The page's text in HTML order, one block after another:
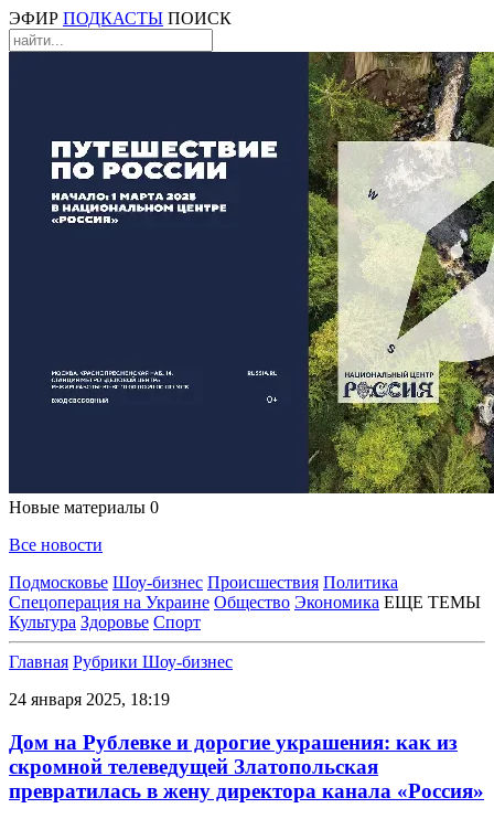
ЭФИР ПОДКАСТЫ ПОИСК
Новые материалы 0
Все новости
Подмосковье Шоу-бизнес Происшествия Политика
Спецоперация на Украине Общество Экономика ЕЩЕ ТЕМЫ
Культура Здоровье Спорт
Главная Рубрики Шоу-бизнес
24 января 2025, 18:19
Дом на Рублевке и дорогие украшения: как из
скромной телеведущей Златопольская
превратилась в жену директора канала «Россия»